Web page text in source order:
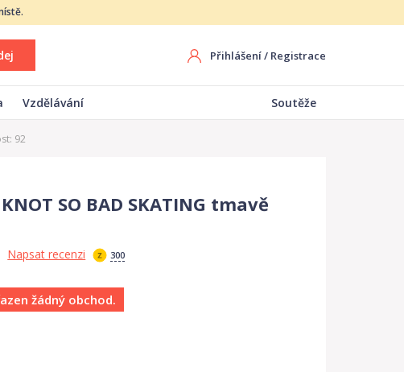
Přihlášení/ Registrace
Vzdělávání Soutěže
92
SO BAD SKATING tmavě
Napsat recenzi 300
žádný obchod.